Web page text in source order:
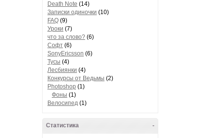
Death Note (14)
Записки одиночки (10)
FAQ (9)
Уроки (7)
что за слово? (6)
Софт (6)
SonyEricsson (6)
Тусы (4)
Лесбиянки (4)
Конкурсы от Ведьмы (2)
Photoshop (1)
Фоны (1)
Велосипед (1)
-
Статистика